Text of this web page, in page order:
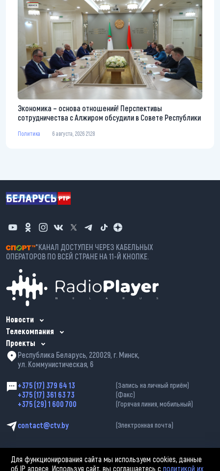
Экономика – основа отношений! Перспективы
сотрудничества с Алжиром обсудили в Совете Республики
Политика 6 августа, 2026 21:28
*КАНАЛ ДОСТУПЕН ЧЕРЕЗ КАБЕЛЬНЫХ
ОПЕРАТОРОВ ПО ВСЕЙ СТРАНЕ НА 11-Й КНОПКЕ.
Новости
Телекомпания
Проекты
Республика Беларусь, 220029, г. Минск,
ул. Коммунистическая, 6
+375 (17) 379 64 13 (Запись на личный приём)
+375 (17) 361 63 73 (Факс)
+375 (29) 1 600 700 (Горячая линия, мобильный)
contact@ctv.by (Электронная почта)
Для функционирования сайта мы используем cookies, данные
об IP адресе. Используя сайт, вы соглашаетесь сполитикой их